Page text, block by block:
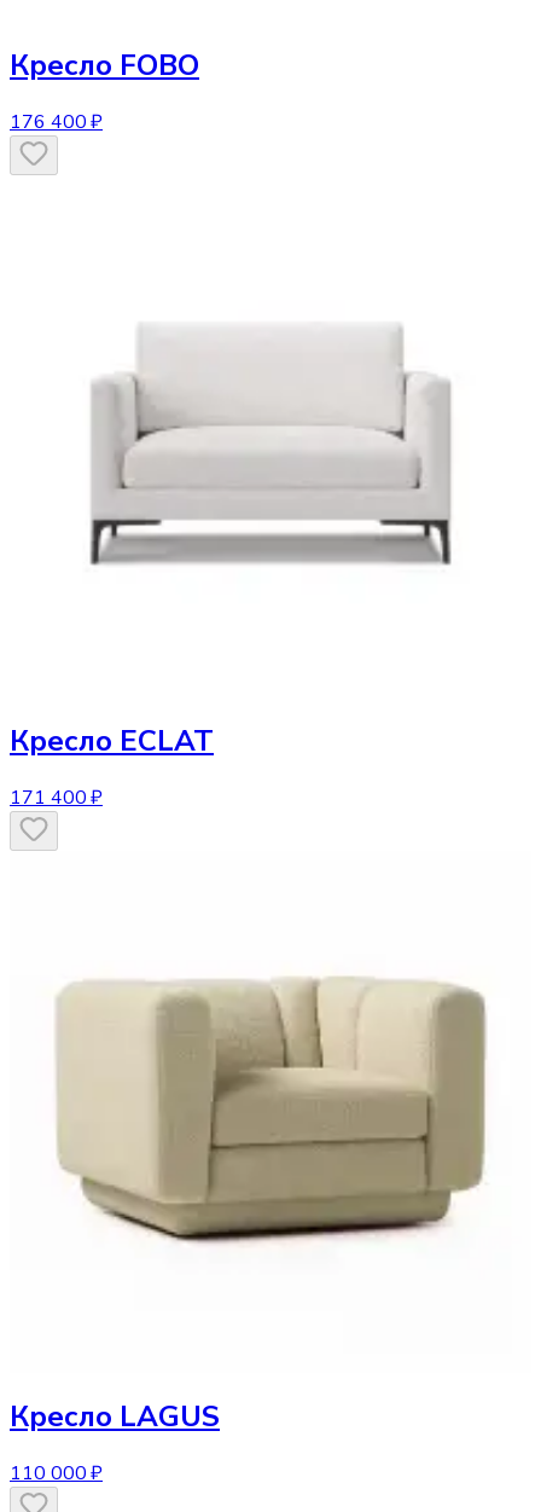
Кресло FOBO
176 400 ₽
Кресло ECLAT
171 400 ₽
Кресло LAGUS
110 000 ₽